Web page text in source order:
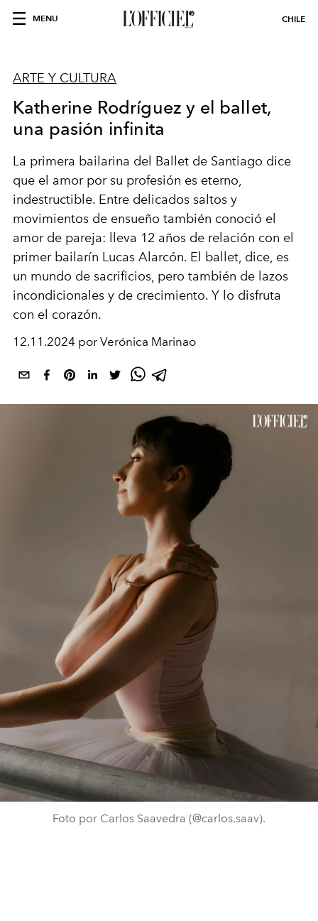
MENU CHILE
ARTE Y CULTURA
Katherine Rodríguez y el ballet,
una pasión infinita
La primera bailarina del Ballet de Santiago dice
que el amor por su profesión es eterno,
indestructible. Entre delicados saltos y
movimientos de ensueño también conoció el
amor de pareja: lleva 12 años de relación con el
primer bailarín Lucas Alarcón. El ballet, dice, es
un mundo de sacrificios, pero también de lazos
incondicionales y de crecimiento. Y lo disfruta
con el corazón.
12.11.2024 por Verónica Marinao
Foto por Carlos Saavedra (@carlos.saav).